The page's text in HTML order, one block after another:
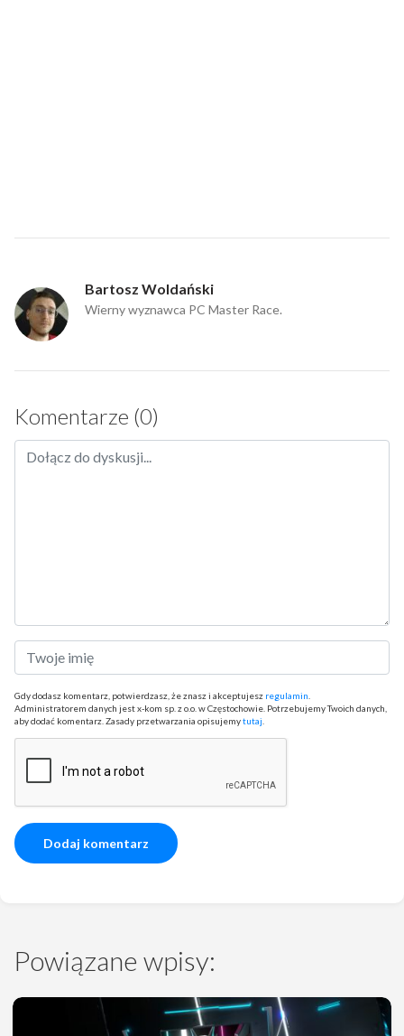
Bartosz Woldański
Wierny wyznawca PC Master Race.
Komentarze (0)
Gdy dodasz komentarz, potwierdzasz, że znasz i akceptujesz regulamin
Administratorem danych jest x-kom sp. z o.o. w Częstochowie. Potrzebujemy Twoich danych,
aby dodać komentarz. Zasady przetwarzania opisujemytutaj
Powiązane wpisy: